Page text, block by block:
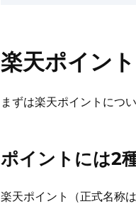
楽天ポイン
まずは楽天ポイントにつ
ポイントには2
楽天ポイント（正式名称